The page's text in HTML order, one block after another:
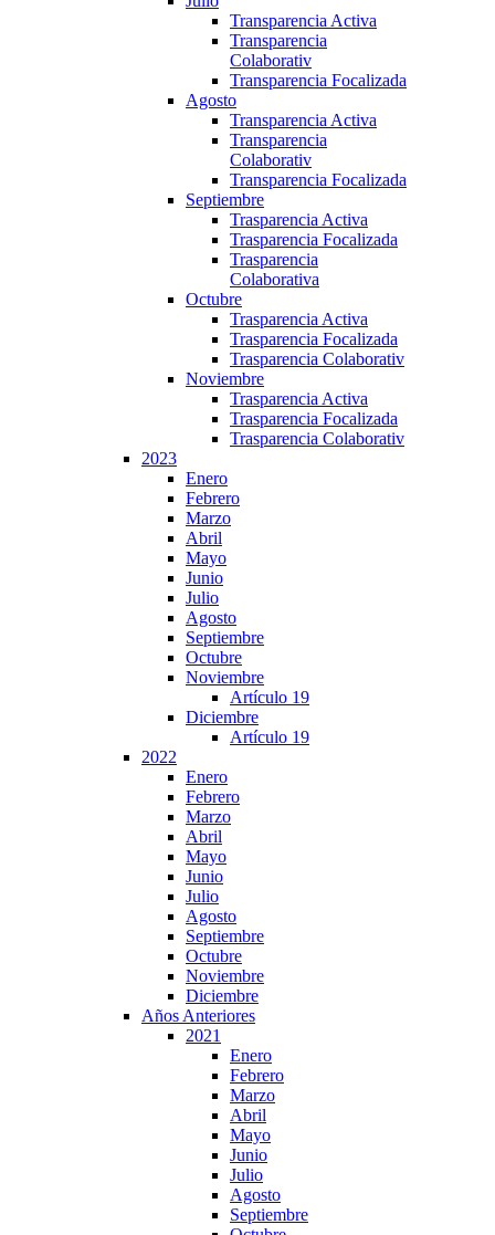
Transparencia Activa
Transparencia
Colaborativ
Transparencia Focalizada
Agosto
Transparencia Activa
Transparencia
Colaborativ
Transparencia Focalizada
Septiembre
Trasparencia Activa
Trasparencia Focalizada
Trasparencia
Colaborativa
Octubre
Trasparencia Activa
Trasparencia Focalizada
Trasparencia Colaborativ
Noviembre
Trasparencia Activa
Trasparencia Focalizada
Trasparencia Colaborativ
2023
Enero
Febrero
Marzo
Abril
Mayo
Junio
Julio
Agosto
Septiembre
Octubre
Noviembre
Artículo 19
Diciembre
Artículo 19
2022
Enero
Febrero
Marzo
Abril
Mayo
Junio
Julio
Agosto
Septiembre
Octubre
Noviembre
Diciembre
Años Anteriores
2021
Enero
Febrero
Marzo
Abril
Mayo
Junio
Julio
Agosto
Septiembre